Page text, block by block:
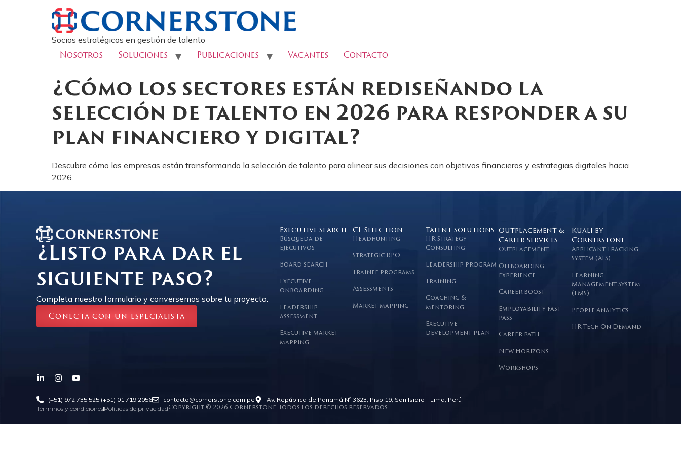
Socios estratégicos en gestión de talento
Nosotros Soluciones Publicaciones Vacantes Contacto
¿Cómo los sectores están rediseñando la
selección de talento en 2026 para responder a su
plan financiero y digital?
Descubre cómo las empresas están transformando la selección de talento para alinear sus decisiones con objetivos financieros y estrategias digitales hacia
2026.
¿Listo para dar el
siguiente paso?
Completa nuestro formulario y conversemos sobre tu proyecto.
Conecta con un especialista
Executive search
Búsqueda de
ejecutivos
Board search
Executive
onboarding
Leadership
assessment
Executive market
mapping
CL Selection
Headhunting
Strategic RPO
Trainee programs
Assessments
Market mapping
Talent solutions
HR Strategy
Consulting
Leadership program
Training
Coaching &
mentoring
Executive
development plan
Outplacement &
Career services
Outplacement
Offboarding
experience
Career boost
Employability fast
pass
Career path
New Horizons
Workshops
Kuali by
Cornerstone
Applicant Tracking
System (ATS)
Learning
Management System
(LMS)
People Analytics
HR Tech On Demand
(+51) 972 735 525(+51) 01 719 2056 contacto@cornerstone.com.pe
Av. República de Panamá Nº 3623, Piso 19, San Isidro - Lima, Perú
Términos y condicionesPolíticas de privacidadCopyright © 2026 Cornerstone. Todos los derechos reservados